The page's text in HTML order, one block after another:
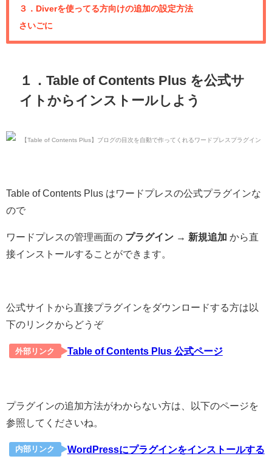
３．Diverを使ってる方向けの追加の設定方法
さいごに
１．Table of Contents Plus を公式サ
イトからインストールしよう
Table of Contents Plus はワードプレスの公式プラグインな
ので
ワードプレスの管理画面の プラグイン → 新規追加 から直
接インストールすることができます。
公式サイトから直接プラグインをダウンロードする方は以
下のリンクからどうぞ
外部リンク Table of Contents Plus 公式ページ
プラグインの追加方法がわからない方は、以下のページを
参照してくださいね。
内部リンク
WordPressにプラグインをインストールする